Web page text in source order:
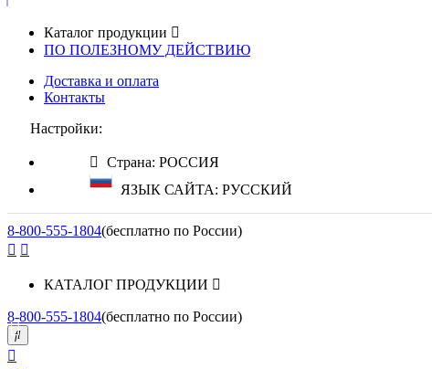
Каталог продукции
ПО ПОЛЕЗНОМУ ДЕЙСТВИЮ
Доставка и оплата
Контакты
Настройки:
Страна: РОССИЯ
ЯЗЫК САЙТА: РУССКИЙ
8-800-555-1804(бесплатно по России)
КАТАЛОГ ПРОДУКЦИИ
8-800-555-1804(бесплатно по России)